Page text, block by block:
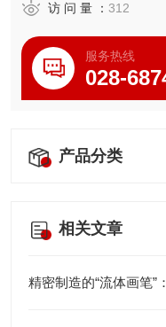
访 问 量 ： 312
服务热线
028-
产品分类
相关文章
精密制造的“流体画笔”